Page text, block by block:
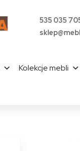
535 035
Kolekcje mebli